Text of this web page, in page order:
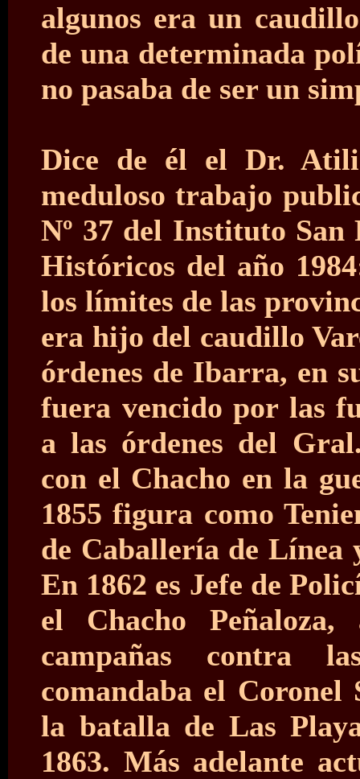
algunos era un
de una determinada
no pasaba de ser un
Dice de él el Dr.
meduloso trabajo
Nº 37 del Instituto San
Históricos del año
los límites de las
era hijo del caudillo
órdenes de Ibarra, en
fuera vencido por las
a las órdenes del
con el Chacho en la
1855 figura como
de Caballería de Línea
En 1862 es Jefe de
el Chacho
campañas contra
comandaba el Coronel
la batalla de Las
1863. Más adelante